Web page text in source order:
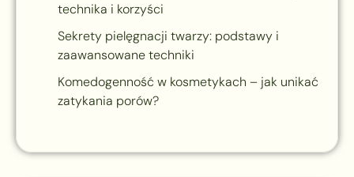
technika i korzyści
Sekrety pielęgnacji twarzy: podstawy i
zaawansowane techniki
Komedogenność w kosmetykach – jak unikać
zatykania porów?